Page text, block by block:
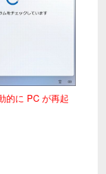
的に PC が再起